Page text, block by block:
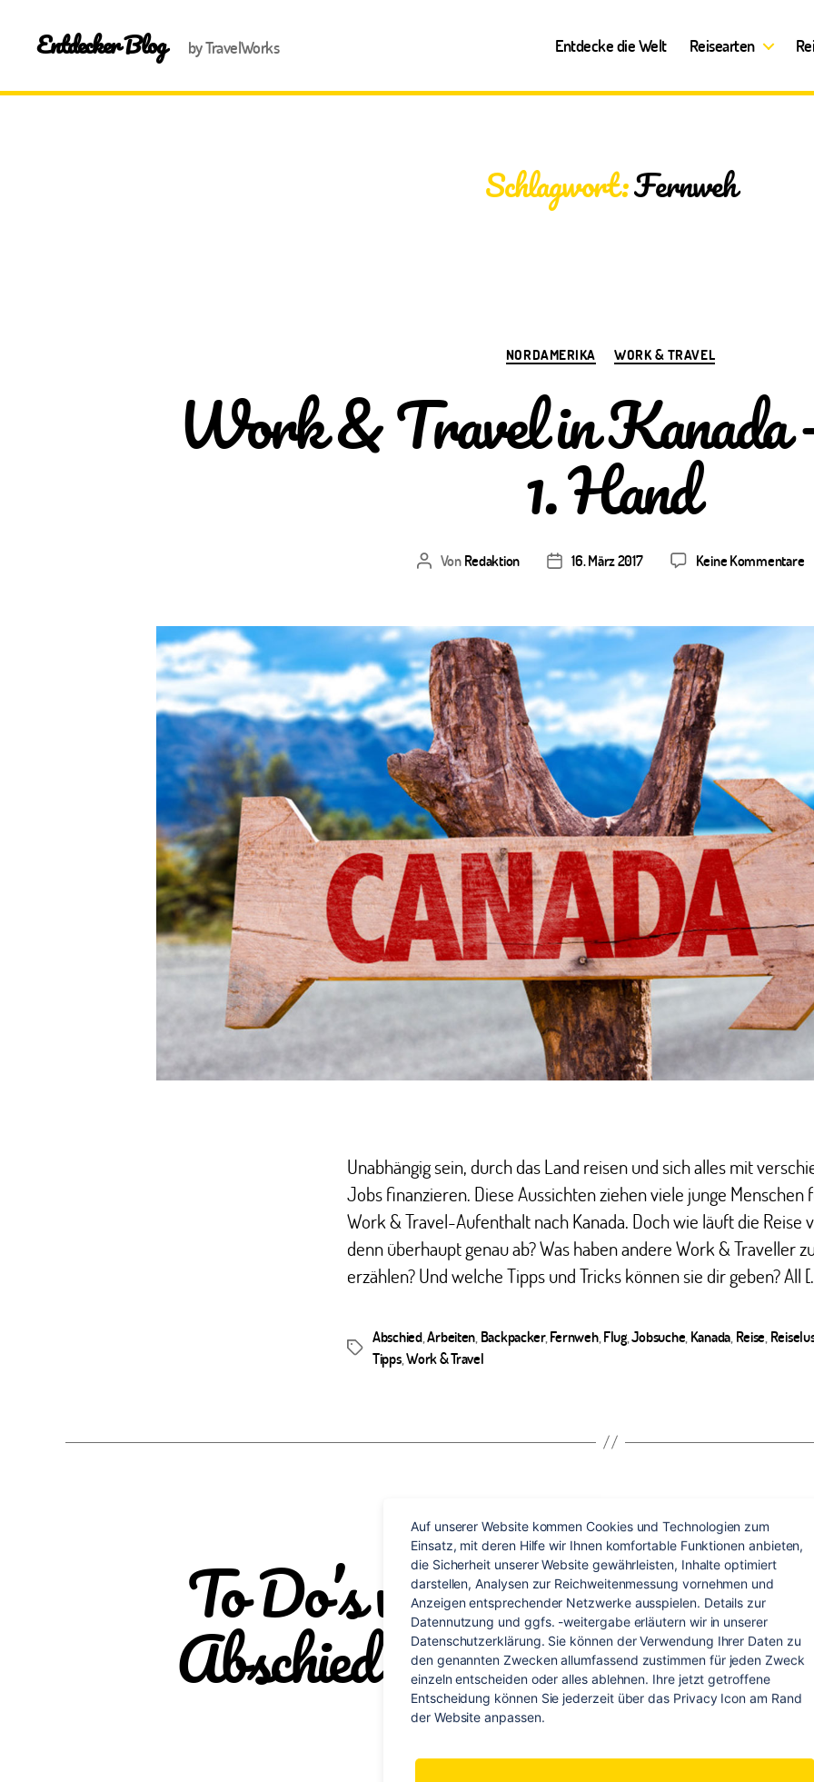
Entdecker Blog by TravelWorks Entdecke die Welt Reisearten
Schlagwort:Fernweh
Kategorien
NORDAMERIKA WORK & TRAVEL
Work & Travel in Kanada
1. Hand
Beitragsautor
VonRedaktion Veröffentlichungsdatum
16. März 2017 Keine Kommentarezu
Unabhängig sein, durch das Land reisen und sich alles mit
Jobs finanzieren. Diese Aussichten ziehen viele junge Menschen
Work & Travel-Aufenthalt nach Kanada. Doch wie läuft die Reise
denn überhaupt genau ab? Was haben andere Work & Traveller
erzählen? Und welche Tipps und Tricks können sie dir geben? All
Schlagwörter
Abschied,Arbeiten Backpacker, Fernweh, Flug,Jobsuche Kanada Reise
Tipps,Work & Travel
REISETIPPS WELTWEIT
To Do’s vor der
Abschied nehmen bis Z wie
VonStephan Braun
Auf unserer Website kommen Cookies und Technologien zum
Einsatz, mit deren Hilfe wir Ihnen komfortable Funktionen anbieten,
die Sicherheit unserer Website gewährleisten, Inhalte optimiert
darstellen, Analysen zur Reichweitenmessung vornehmen und
Anzeigen entsprechender Netzwerke ausspielen. Details zur
Datennutzung und ggfs. -weitergabe erläutern wir in unserer
Datenschutzerklärung. Sie können der Verwendung Ihrer Daten zu
den genannten Zwecken allumfassend zustimmen für jeden Zweck
einzeln entscheiden oder alles ablehnen. Ihre jetzt getroffene
Entscheidung können Sie jederzeit über das Privacy Icon am Rand
der Website anpassen.